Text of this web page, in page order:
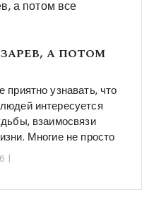
а потом
узнавать, что
интересуется
взаимосвязи
Многие не просто